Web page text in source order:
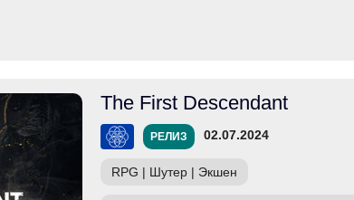
The First Descendant
РЕЛИЗ 02.07.2024
RPG | Шутер | Экшен